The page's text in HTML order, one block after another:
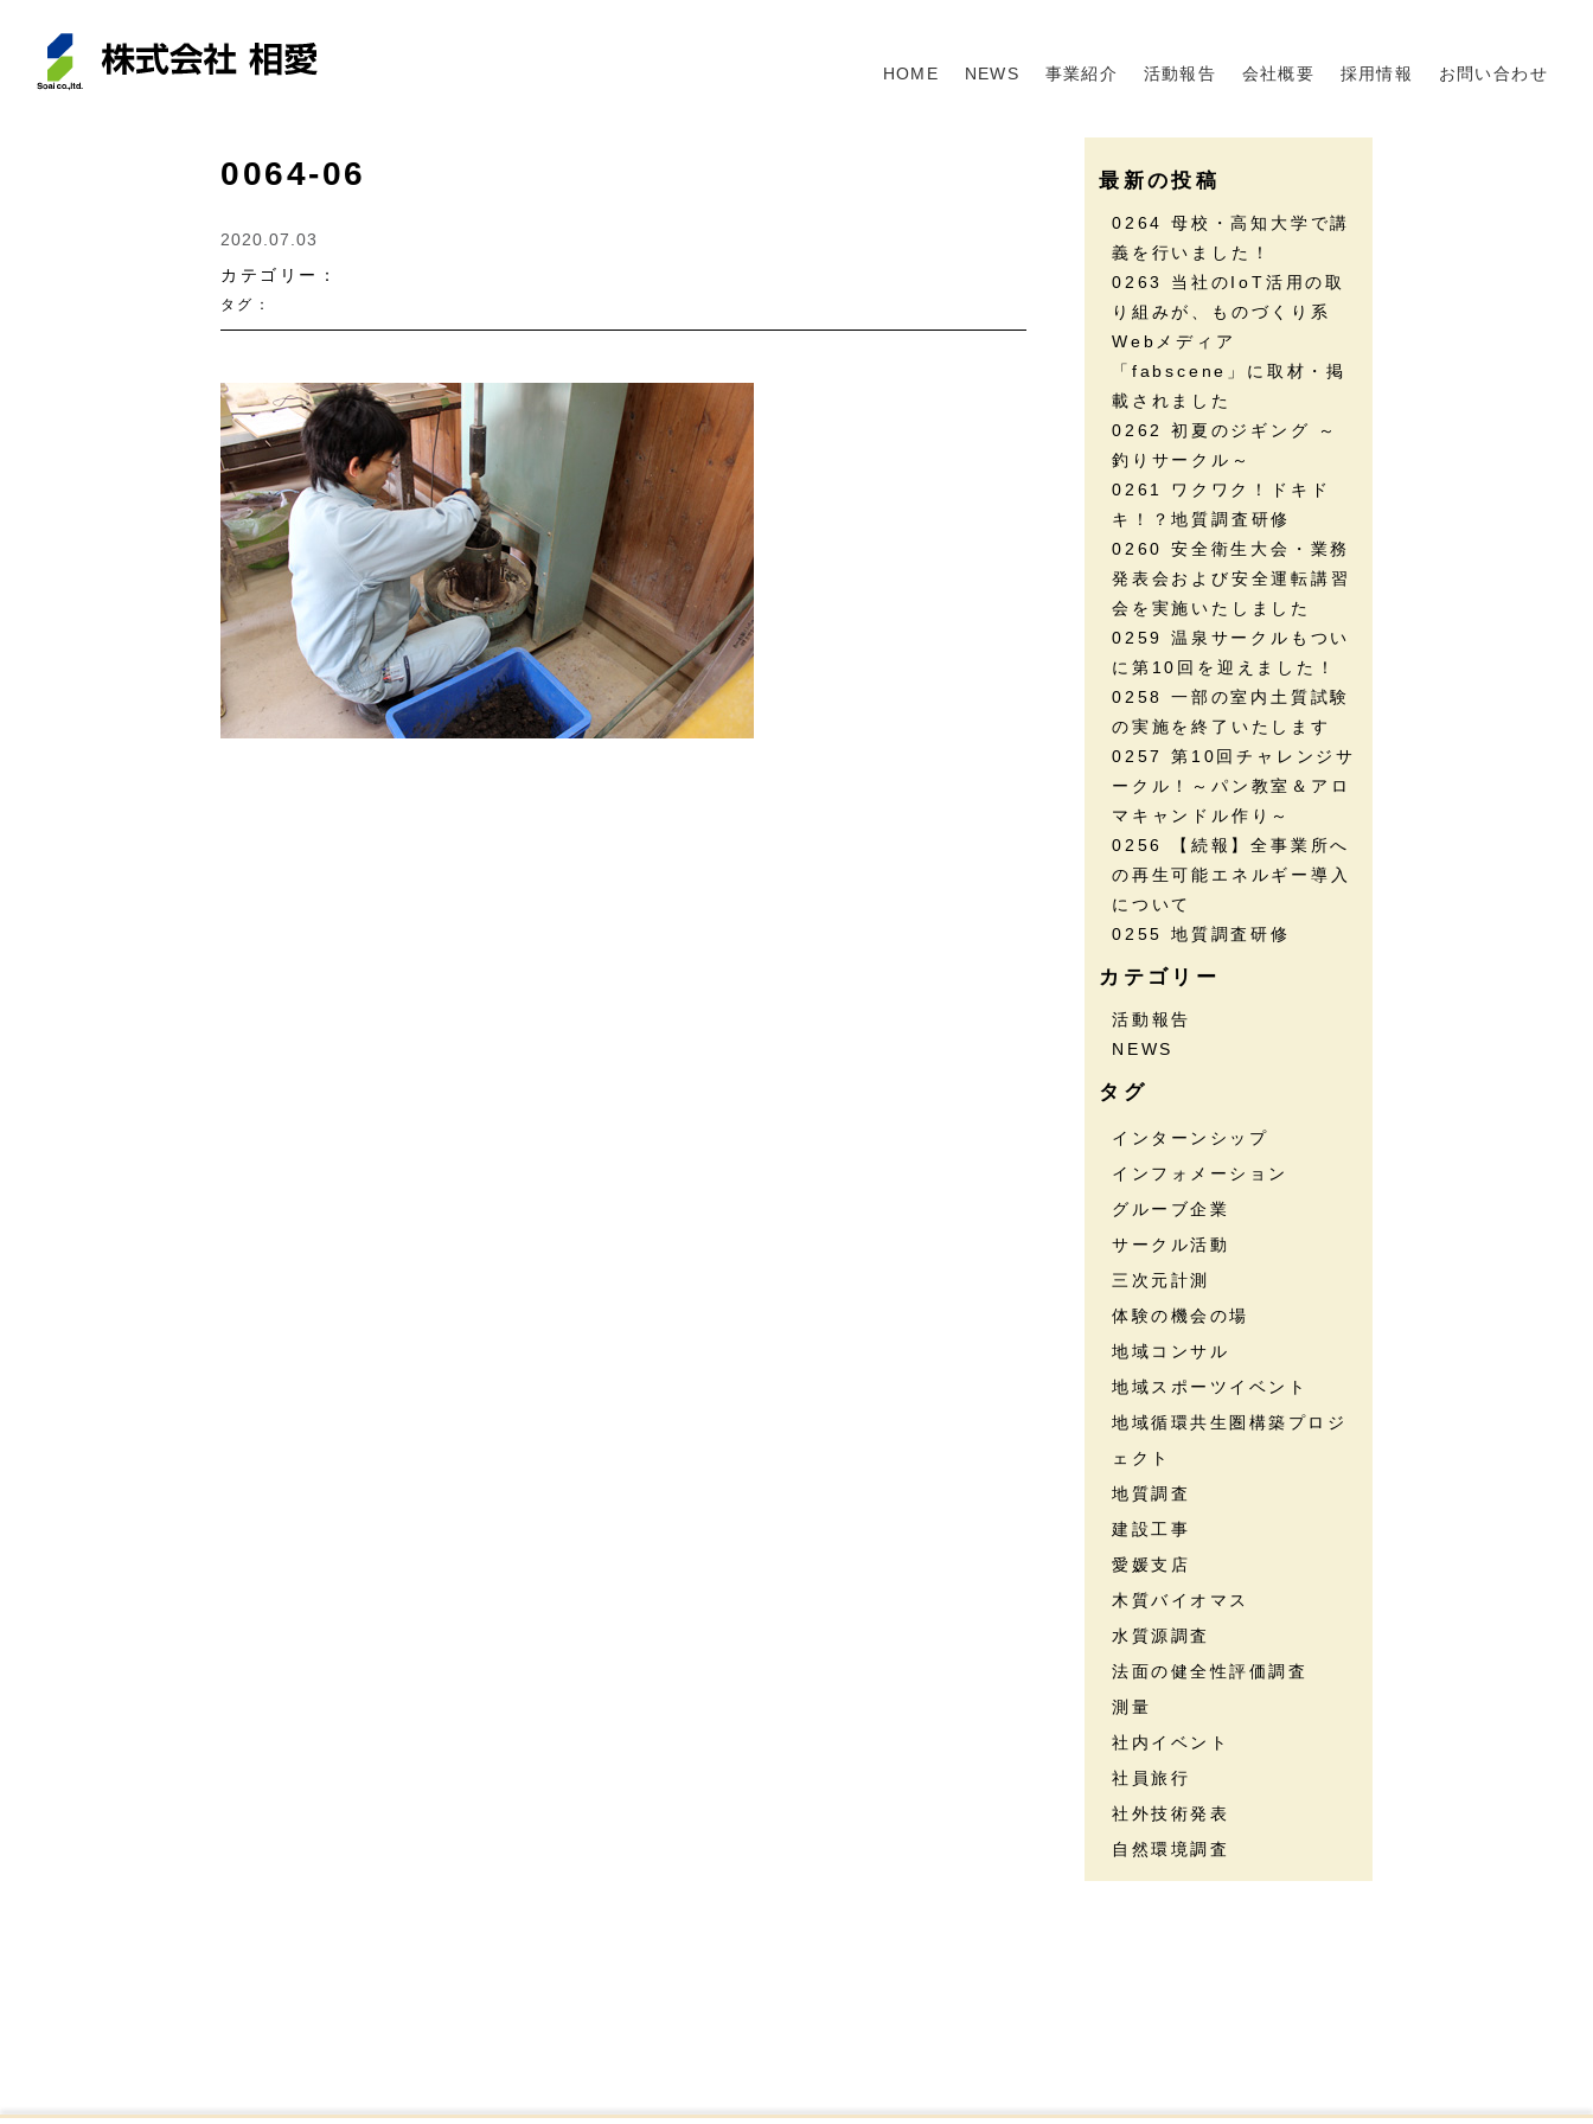
HOME NEWS 事業紹介 活動報告 会社概要 採用情報 お問い合わせ
0064-06
2020.07.03
カテゴリー：
タグ：
最新の投稿
0264 母校・高知大学で講
義を行いました！
0263 当社のIoT活用の取
り組みが、ものづくり系
Webメディア
「fabscene」に取材・掲
載されました
0262 初夏のジギング ～
釣りサークル～
0261 ワクワク！ドキド
キ！？地質調査研修
0260 安全衛生大会・業務
発表会および安全運転講習
会を実施いたしました
0259 温泉サークルもつい
に第10回を迎えました！
0258 一部の室内土質試験
の実施を終了いたします
0257 第10回チャレンジサ
ークル！～パン教室＆アロ
マキャンドル作り～
0256 【続報】全事業所へ
の再生可能エネルギー導入
について
0255 地質調査研修
カテゴリー
活動報告
NEWS
タグ
インターンシップ
インフォメーション
グルーブ企業
サークル活動
三次元計測
体験の機会の場
地域コンサル
地域スポーツイベント
地域循環共生圏構築プロジ
ェクト
地質調査
建設工事
愛媛支店
木質バイオマス
水質源調査
法面の健全性評価調査
測量
社内イベント
社員旅行
社外技術発表
自然環境調査